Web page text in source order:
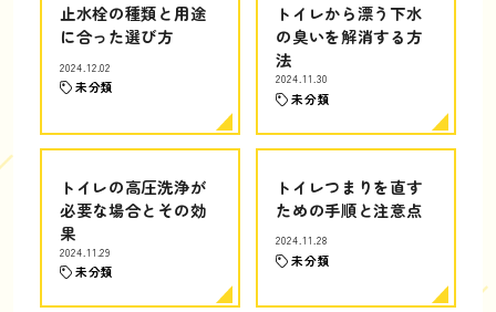
止水栓の種類と用途
に合った選び方
2024.12.02
未分類
トイレから漂う下水
の臭いを解消する方
法
2024.11.30
未分類
トイレの高圧洗浄が
必要な場合とその効
果
2024.11.29
未分類
トイレつまりを直す
ための手順と注意点
2024.11.28
未分類